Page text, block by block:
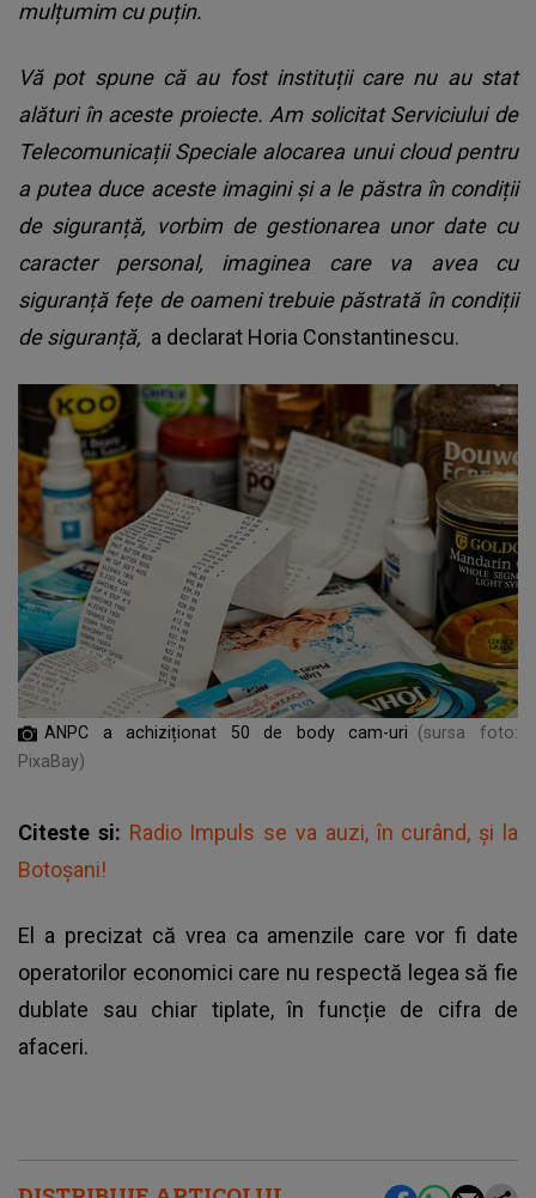
mulțumim cu puțin.
Vă pot spune că au fost instituții care nu au stat
alături în aceste proiecte. Am solicitat Serviciului de
Telecomunicații Speciale alocarea unui cloud pentru
a putea duce aceste imagini și a le păstra în condiții
de siguranță, vorbim de gestionarea unor date cu
caracter personal, imaginea care va avea cu
siguranță fețe de oameni trebuie păstrată în condiții
de siguranță, a declarat Horia Constantinescu.
ANPC a achiziționat 50 de body cam-uri
(sursa foto:
PixaBay)
Citeste si: Radio Impuls se va auzi, în curând, şi la
Botoşani!
El a precizat că vrea ca amenzile care vor fi date
operatorilor economici care nu respectă legea să fie
dublate sau chiar tiplate, în funcție de cifra de
afaceri.